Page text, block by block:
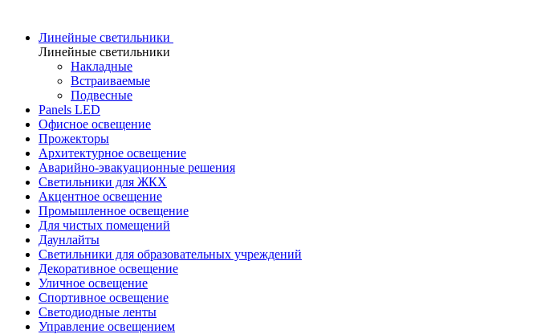
Линейные светильники
Линейные светильники
Накладные
Встраиваемые
Подвесные
Panels LED
Офисное освещение
Прожекторы
Архитектурное освещение
Аварийно-эвакуационные решения
Светильники для ЖКХ
Акцентное освещение
Промышленное освещение
Для чистых помещений
Даунлайты
Светильники для образовательных учреждений
Декоративное освещение
Уличное освещение
Спортивное освещение
Светодиодные ленты
Управление освещением